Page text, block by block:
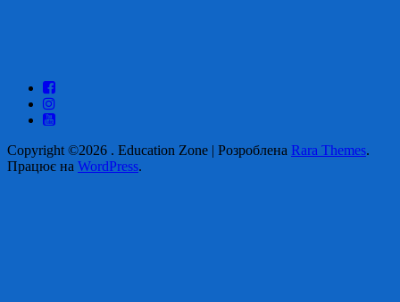
Copyright ©2026 . Education Zone | Розроблена Rara Themes.
Працює на WordPress.